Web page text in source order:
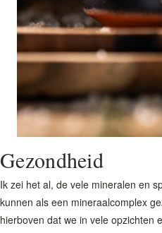
Gezondheid
Ik zei het al, de vele mineralen en
kunnen als een mineraalcomplex
hierboven dat we in vele opzichten